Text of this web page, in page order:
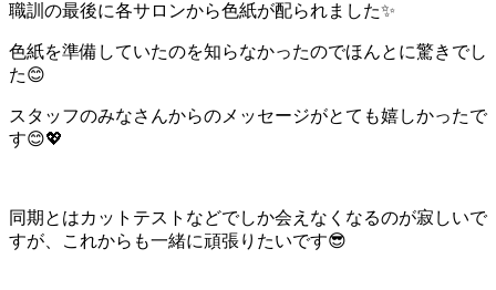
職訓の最後に各サロンから色紙が配られました✨️
色紙を準備していたのを知らなかったのでほんとに驚きでし
た😊
スタッフのみなさんからのメッセージがとても嬉しかったで
す😊💖
同期とはカットテストなどでしか会えなくなるのが寂しいで
すが、これからも一緒に頑張りたいです😎